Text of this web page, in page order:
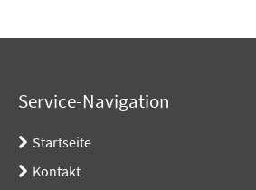
Service-Navigation
Startseite
Kontakt